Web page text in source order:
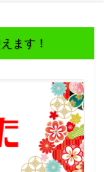
ます！